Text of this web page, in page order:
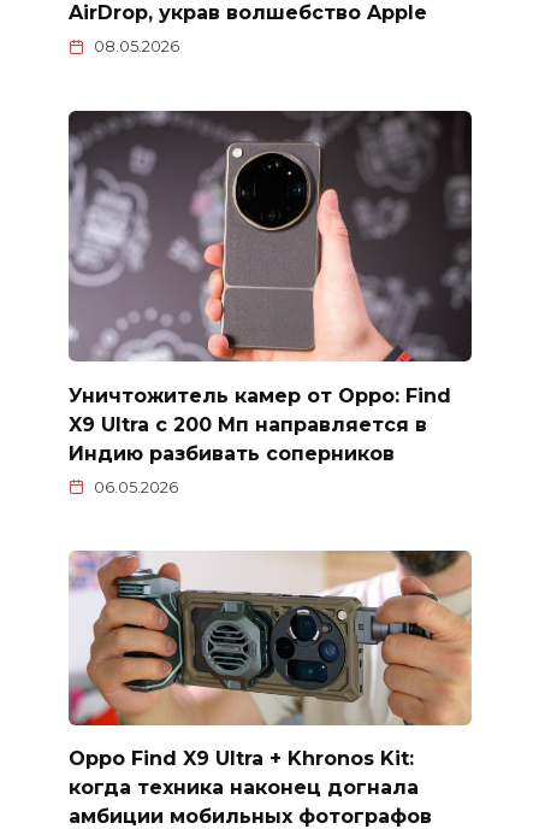
AirDrop, украв волшебство Apple
08.05.2026
Уничтожитель камер от Oppo: Find
X9 Ultra с 200 Мп направляется в
Индию разбивать соперников
06.05.2026
Oppo Find X9 Ultra + Khronos Kit:
когда техника наконец догнала
амбиции мобильных фотографов